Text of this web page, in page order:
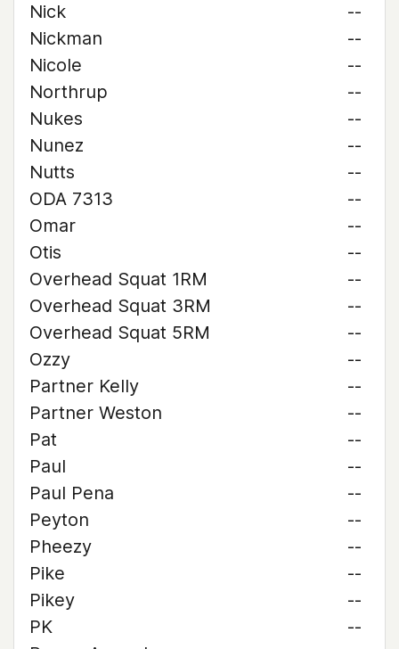
Nick
--
Nickman
--
Nicole
--
Northrup
--
Nukes
--
Nunez
--
Nutts
--
ODA 7313
--
Omar
--
Otis
--
Overhead Squat 1RM
--
Overhead Squat 3RM
--
Overhead Squat 5RM
--
Ozzy
--
Partner Kelly
--
Partner Weston
--
Pat
--
Paul
--
Paul Pena
--
Peyton
--
Pheezy
--
Pike
--
Pikey
--
PK
--